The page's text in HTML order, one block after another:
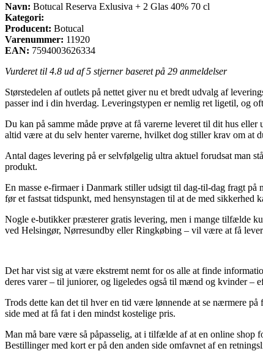
Navn: Botucal Reserva Exlusiva + 2 Glas 40% 70 cl
Kategori:
Producent: Botucal
Varenummer: 11920
EAN: 7594003626334
Vurderet til 4.8 ud af 5 stjerner baseret på 29 anmeldelser
Størstedelen af outlets på nettet giver nu et bredt udvalg af
passer ind i din hverdag. Leveringstypen er nemlig ret ligetil, og
Du kan på samme måde prøve at få varerne leveret til dit hus
altid være at du selv henter varerne, hvilket dog stiller krav om at
Antal dages levering på er selvfølgelig ultra aktuel forudsat man
produkt.
En masse e-firmaer i Danmark stiller udsigt til dag-til-dag fragt
før et fastsat tidspunkt, med hensynstagen til at de med sikkerhed
Nogle e-butikker præsterer gratis levering, men i mange tilfælde
ved Helsingør, Nørresundby eller Ringkøbing – vil være at få
Det har vist sig at være ekstremt nemt for os alle at finde
deres varer – til juniorer, og ligeledes også til mænd og kvinder –
Trods dette kan det til hver en tid være lønnende at se nærmere
side med at få fat i den mindst kostelige pris.
Man må bare være så påpasselig, at i tilfælde af at en online
Bestillinger med kort er på den anden side omfavnet af en